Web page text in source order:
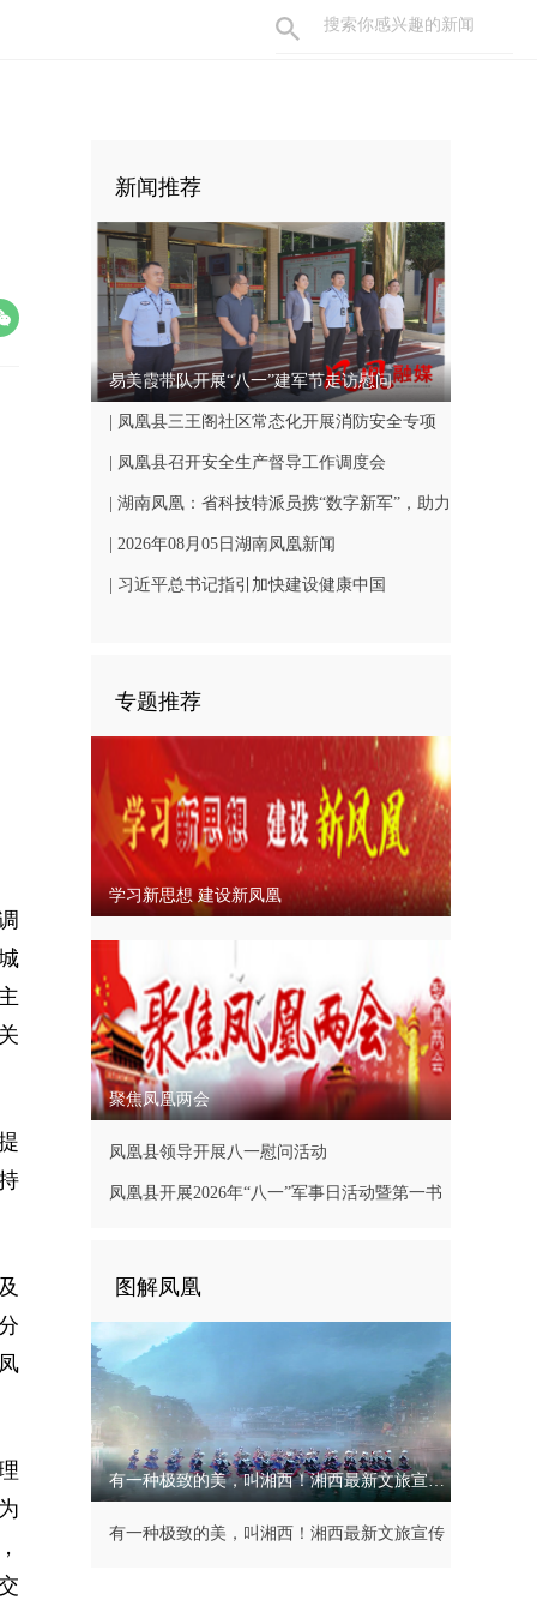
新闻推荐
易美霞带队开展“八一”建军节走访慰问
| 凤凰县三王阁社区常态化开展消防安全专项
巡查工作
| 凤凰县召开安全生产督导工作调度会
| 湖南凤凰：省科技特派员携“数字新军”，助力
凤凰文旅发展
| 2026年08月05日湖南凤凰新闻
| 习近平总书记指引加快建设健康中国
专题推荐
学习新思想 建设新凤凰
聚焦凤凰两会
凤凰县领导开展八一慰问活动
凤凰县开展2026年“八一”军事日活动暨第一书
图解凤凰
有一种极致的美，叫湘西！湘西最新文旅宣传片
有一种极致的美，叫湘西！湘西最新文旅宣传